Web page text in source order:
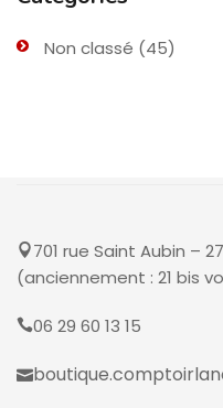
Non classé (45)
701 rue Saint Aubin –
(anciennement : 21 bis
06 29 60 13 15